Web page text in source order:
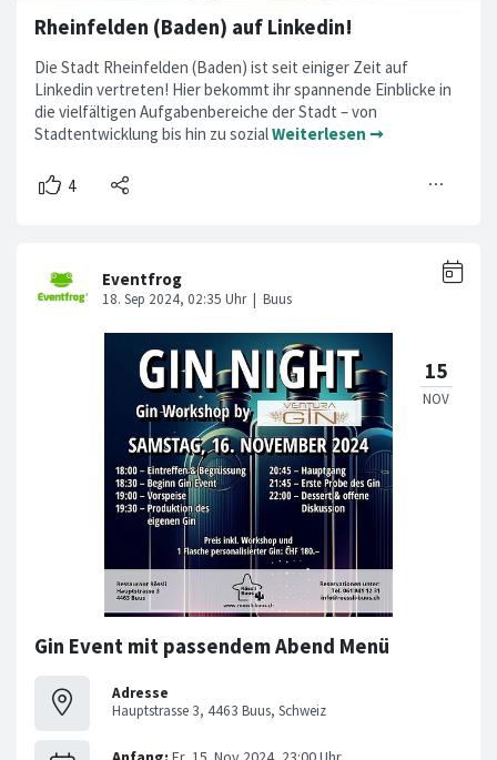
Rheinfelden (Baden) auf Linkedin!
Die Stadt Rheinfelden (Baden) ist seit einiger Zeit auf
Linkedin vertreten! Hier bekommt ihr spannende Einblicke in
die vielfältigen Aufgabenbereiche der Stadt – von
Stadtentwicklung bis hin zu sozialWeiterlesen ➞
Gin Event mit passendem Abend Menü
Adresse
Hauptstrasse 3, 4463 Buus, Schweiz